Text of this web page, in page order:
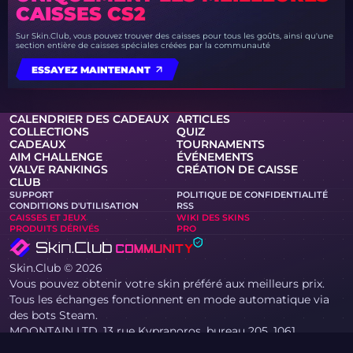
CAISSES CS2
Sur Skin.Club, vous pouvez trouver des caisses pour tous les goûts, ainsi qu'une
section entière de caisses spéciales créées par la communauté
ESSAYEZ MAINTENANT
CALENDRIER DES CADEAUX
ARTICLES
COLLECTIONS
QUIZ
CADEAUX
TOURNAMENTS
AIM CHALLENGE
ÉVÉNEMENTS
VALVE RANKINGS
CRÉATION DE CAISSE
CLUB
SUPPORT
POLITIQUE DE CONFIDENTIALITÉ
CONDITIONS D'UTILISATION
RSS
CAISSES ET JEUX
WIKI DES SKINS
PRODUITS DÉRIVÉS
PRO
Skin.Club © 2026
Vous pouvez obtenir votre skin préféré aux meilleurs prix.
Tous les échanges fonctionnent en mode automatique via
des bots Steam.
MOONTAIN LTD, 13 rue Kypranoros, bureau 205, 1061,